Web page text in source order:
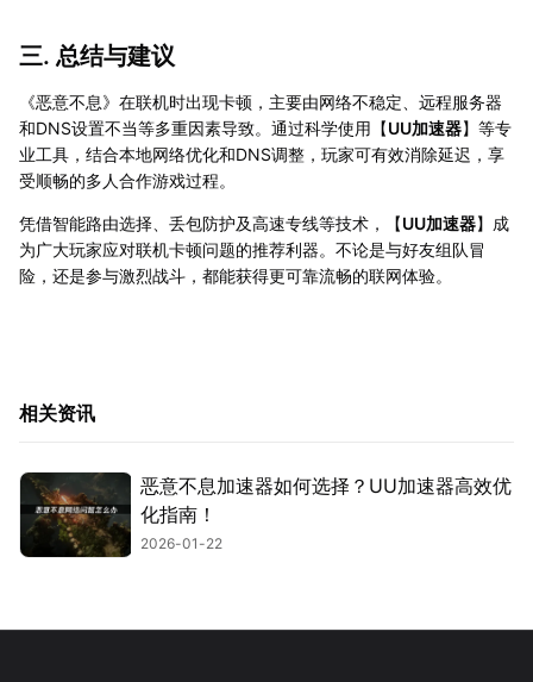
三. 总结与建议
《恶意不息》在联机时出现卡顿，主要由网络不稳定、远程服务器
和DNS设置不当等多重因素导致。通过科学使用【UU加速器】等专
业工具，结合本地网络优化和DNS调整，玩家可有效消除延迟，享
受顺畅的多人合作游戏过程。
凭借智能路由选择、丢包防护及高速专线等技术，【UU加速器】成
为广大玩家应对联机卡顿问题的推荐利器。不论是与好友组队冒
险，还是参与激烈战斗，都能获得更可靠流畅的联网体验。
相关资讯
恶意不息加速器如何选择？UU加速器高效优
化指南！
2026-01-22